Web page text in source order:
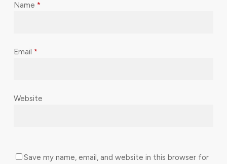
Name *
Email *
Website
Save my name, email, and website in this browser for